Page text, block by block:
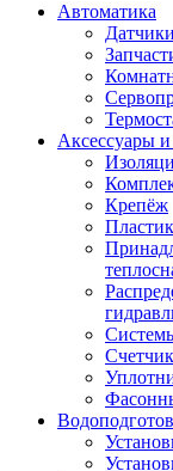
Автоматика
Аксессуары
Крепёж